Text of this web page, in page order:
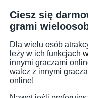
Ciesz się
grami
Dla wielu osób
leży w ich funkcjach
innymi graczami
walcz z innymi
online!